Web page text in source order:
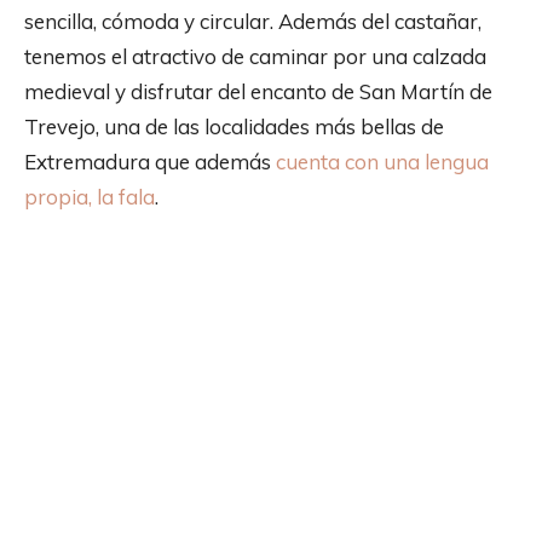
sencilla, cómoda y circular. Además del castañar,
tenemos el atractivo de caminar por una calzada
medieval y disfrutar del encanto de San Martín de
Trevejo, una de las localidades más bellas de
Extremadura que además cuenta con una lengua
propia, la fala.